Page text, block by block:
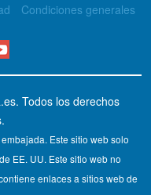
Condiciones generales
. Todos los derechos
Este sitio web solo
EE. UU. Este sitio web no
enlaces a sitios web de